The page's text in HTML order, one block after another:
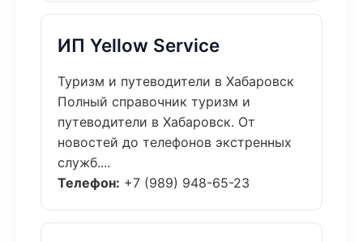
ИП Yellow Service
Туризм и путеводители в Хабаровск
Полный справочник туризм и
путеводители в Хабаровск. От
новостей до телефонов экстренных
служб....
Телефон: +7 (989) 948-65-23